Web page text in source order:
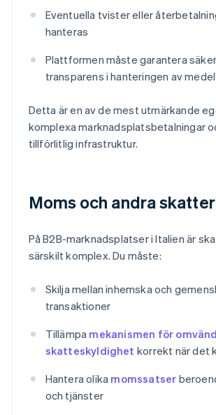
Eventuella tvister eller
hanteras
Plattformen måste garantera
transparens i hanteringen av medel
Detta är en av de mest utmärkande
komplexa marknadsplatsbetalningar
tillförlitlig infrastruktur.
Moms och andra skatter
På B2B-marknadsplatser i Italien är
särskilt komplex. Du måste:
Skilja mellan inhemska och
transaktioner
Tillämpa mekanismen för omvänd
skatteskyldighet korrekt när det
Hantera olika momssatser
och tjänster